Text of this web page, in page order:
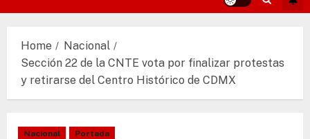
Home
Nacional
Sección 22 de la CNTE vota por finalizar protestas
y retirarse del Centro Histórico de CDMX
Nacional Portada